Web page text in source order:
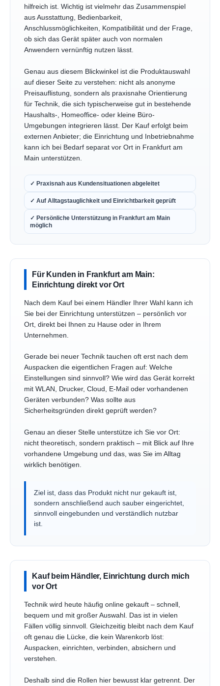
hilfreich ist. Wichtig ist vielmehr das Zusammenspiel
aus Ausstattung, Bedienbarkeit,
Anschlussmöglichkeiten, Kompatibilität und der Frage,
ob sich das Gerät später auch von normalen
Anwendern vernünftig nutzen lässt.
Genau aus diesem Blickwinkel ist die Produktauswahl
auf dieser Seite zu verstehen: nicht als anonyme
Preisauflistung, sondern als praxisnahe Orientierung
für Technik, die sich typischerweise gut in bestehende
Haushalts-, Homeoffice- oder kleine Büro-
Umgebungen integrieren lässt. Der Kauf erfolgt beim
externen Anbieter; die Einrichtung und Inbetriebnahme
kann ich bei Bedarf separat vor Ort in Frankfurt am
Main unterstützen.
✓ Praxisnah aus Kundensituationen abgeleitet
✓ Auf Alltagstauglichkeit und Einrichtbarkeit geprüft
✓ Persönliche Unterstützung in Frankfurt am Main
möglich
Für Kunden in Frankfurt am Main:
Einrichtung direkt vor Ort
Nach dem Kauf bei einem Händler Ihrer Wahl kann ich
Sie bei der Einrichtung unterstützen – persönlich vor
Ort, direkt bei Ihnen zu Hause oder in Ihrem
Unternehmen.
Gerade bei neuer Technik tauchen oft erst nach dem
Auspacken die eigentlichen Fragen auf: Welche
Einstellungen sind sinnvoll? Wie wird das Gerät korrekt
mit WLAN, Drucker, Cloud, E-Mail oder vorhandenen
Geräten verbunden? Was sollte aus
Sicherheitsgründen direkt geprüft werden?
Genau an dieser Stelle unterstütze ich Sie vor Ort:
nicht theoretisch, sondern praktisch – mit Blick auf Ihre
vorhandene Umgebung und das, was Sie im Alltag
wirklich benötigen.
Ziel ist, dass das Produkt nicht nur gekauft ist,
sondern anschließend auch sauber eingerichtet,
sinnvoll eingebunden und verständlich nutzbar
ist.
Kauf beim Händler, Einrichtung durch mich
vor Ort
Technik wird heute häufig online gekauft – schnell,
bequem und mit großer Auswahl. Das ist in vielen
Fällen völlig sinnvoll. Gleichzeitig bleibt nach dem Kauf
oft genau die Lücke, die kein Warenkorb löst:
Auspacken, einrichten, verbinden, absichern und
verstehen.
Deshalb sind die Rollen hier bewusst klar getrennt. Der